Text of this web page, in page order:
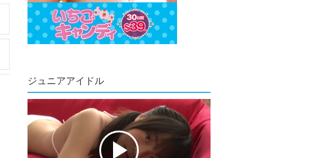
ジュニアアイドル